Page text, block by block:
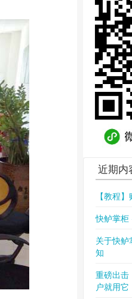
近期内
【教程
快鲈掌柜
关于快鲈
知
重磅出击
户就用它